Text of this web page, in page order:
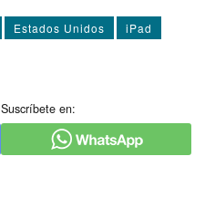
Estados Unidos
iPad
Suscríbete en: